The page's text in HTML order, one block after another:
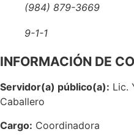
(984) 879-3669
9-1-1
INFORMACIÓN DE
Servidor(a) público(a): Lic.
Caballero
Cargo: Coordinadora